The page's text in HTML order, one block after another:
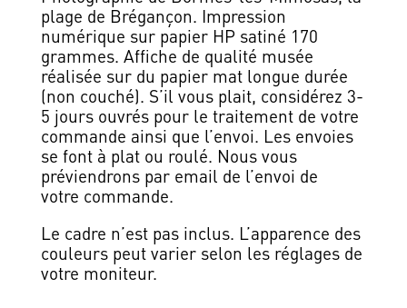
plage de Brégançon. Impression
numérique sur papier HP satiné 170
grammes. Affiche de qualité musée
réalisée sur du papier mat longue durée
(non couché). S’il vous plait, considérez 3-
5 jours ouvrés pour le traitement de votre
commande ainsi que l’envoi. Les envoies
se font à plat ou roulé. Nous vous
préviendrons par email de l’envoi de
votre commande.
Le cadre n’est pas inclus. L’apparence des
couleurs peut varier selon les réglages de
votre moniteur.